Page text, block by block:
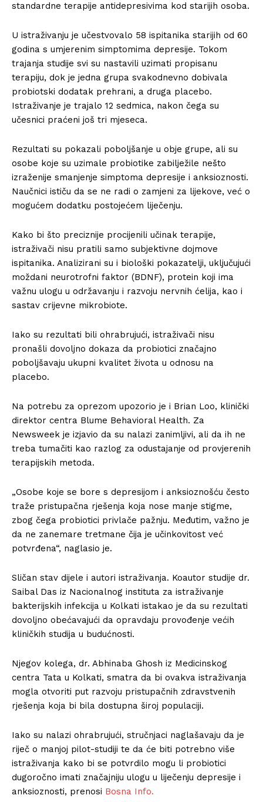
standardne terapije antidepresivima kod starijih osoba.
U istraživanju je učestvovalo 58 ispitanika starijih od 60
godina s umjerenim simptomima depresije. Tokom
trajanja studije svi su nastavili uzimati propisanu
terapiju, dok je jedna grupa svakodnevno dobivala
probiotski dodatak prehrani, a druga placebo.
Istraživanje je trajalo 12 sedmica, nakon čega su
učesnici praćeni još tri mjeseca.
Rezultati su pokazali poboljšanje u obje grupe, ali su
osobe koje su uzimale probiotike zabilježile nešto
izraženije smanjenje simptoma depresije i anksioznosti.
Naučnici ističu da se ne radi o zamjeni za lijekove, već o
mogućem dodatku postojećem liječenju.
Kako bi što preciznije procijenili učinak terapije,
istraživači nisu pratili samo subjektivne dojmove
ispitanika. Analizirani su i biološki pokazatelji, uključujući
moždani neurotrofni faktor (BDNF), protein koji ima
važnu ulogu u održavanju i razvoju nervnih ćelija, kao i
sastav crijevne mikrobiote.
Iako su rezultati bili ohrabrujući, istraživači nisu
pronašli dovoljno dokaza da probiotici značajno
poboljšavaju ukupni kvalitet života u odnosu na
placebo.
Na potrebu za oprezom upozorio je i Brian Loo, klinički
direktor centra Blume Behavioral Health. Za
Newsweek je izjavio da su nalazi zanimljivi, ali da ih ne
treba tumačiti kao razlog za odustajanje od provjerenih
terapijskih metoda.
„Osobe koje se bore s depresijom i anksioznošću često
traže pristupačna rješenja koja nose manje stigme,
zbog čega probiotici privlače pažnju. Međutim, važno je
da ne zanemare tretmane čija je učinkovitost već
potvrđena“, naglasio je.
Sličan stav dijele i autori istraživanja. Koautor studije dr.
Saibal Das iz Nacionalnog instituta za istraživanje
bakterijskih infekcija u Kolkati istakao je da su rezultati
dovoljno obećavajući da opravdaju provođenje većih
kliničkih studija u budućnosti.
Njegov kolega, dr. Abhinaba Ghosh iz Medicinskog
centra Tata u Kolkati, smatra da bi ovakva istraživanja
mogla otvoriti put razvoju pristupačnih zdravstvenih
rješenja koja bi bila dostupna široj populaciji.
Iako su nalazi ohrabrujući, stručnjaci naglašavaju da je
riječ o manjoj pilot-studiji te da će biti potrebno više
istraživanja kako bi se potvrdilo mogu li probiotici
dugoročno imati značajniju ulogu u liječenju depresije i
anksioznosti, prenosi Bosna Info.